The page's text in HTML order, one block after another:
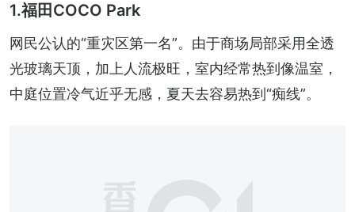
1.福田COCO Park
网民公认的“重灾区第一名”。由于商场局部采用全透
光玻璃天顶，加上人流极旺，室内经常热到像温室，
中庭位置冷气近乎无感，夏天去容易热到“痴线”。